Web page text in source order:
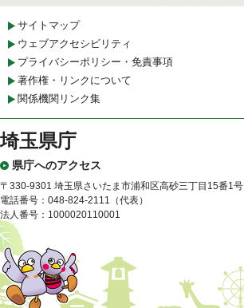
サイトマップ
ウェブアクセシビリティ
プライバシーポリシー・免責事項
著作権・リンクについて
関係機関リンク集
埼玉県庁
県庁へのアクセス
〒330-9301 埼玉県さいたま市浦和区高砂三丁目15番1号
電話番号：048-824-2111（代表）
法人番号：1000020110001